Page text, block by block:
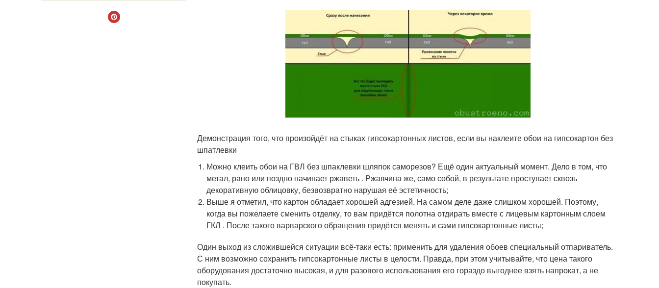
Демонстрация того, что произойдёт на стыках гипсокартонных листов, если вы наклеите обои на гипсокартон без
шпатлевки
Можно клеить обои на ГВЛ без шпаклевки шляпок саморезов? Ещё один актуальный момент. Дело в том, что
метал, рано или поздно начинает ржаветь . Ржавчина же, само собой, в результате проступает сквозь
декоративную облицовку, безвозвратно нарушая её эстетичность;
Выше я отметил, что картон обладает хорошей адгезией. На самом деле даже слишком хорошей. Поэтому,
когда вы пожелаете сменить отделку, то вам придётся полотна отдирать вместе с лицевым картонным слоем
ГКЛ . После такого варварского обращения придётся менять и сами гипсокартонные листы;
Один выход из сложившейся ситуации всё-таки есть: применить для удаления обоев специальный отпариватель.
С ним возможно сохранить гипсокартонные листы в целости. Правда, при этом учитывайте, что цена такого
оборудования достаточно высокая, и для разового использования его гораздо выгоднее взять напрокат, а не
покупать.